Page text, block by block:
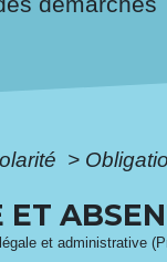
>
ET
et administrative